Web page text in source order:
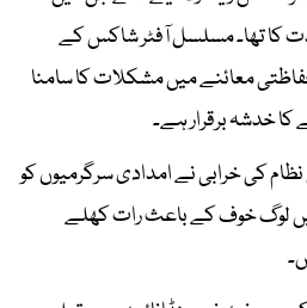
شدید جھٹکا 6.7 شدت کا تھا۔ مسلسل آفٹر شاکس کے
معائنے میں مشکلات کا سامنا
کا خدشہ برقرار ہے۔
کی خرابی نے امدادی سرگرمیوں کو
لوگ خوف کے باعث رات کھلے